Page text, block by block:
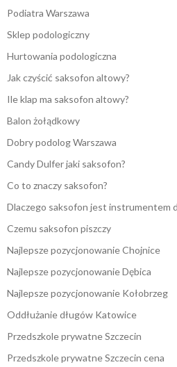
Podiatra Warszawa
Sklep podologiczny
Hurtowania podologiczna
Jak czyścić saksofon altowy?
Ile klap ma saksofon altowy?
Balon żołądkowy
Dobry podolog Warszawa
Candy Dulfer jaki saksofon?
Co to znaczy saksofon?
Dlaczego saksofon jest instrumentem
Czemu saksofon piszczy
Najlepsze pozycjonowanie Chojnice
Najlepsze pozycjonowanie Dębica
Najlepsze pozycjonowanie Kołobrzeg
Oddłużanie długów Katowice
Przedszkole prywatne Szczecin
Przedszkole prywatne Szczecin cena